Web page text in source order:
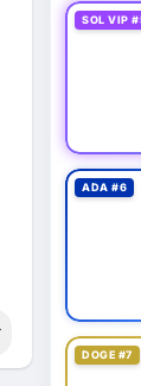
SOL VIP
ADA #6
DOGE #7